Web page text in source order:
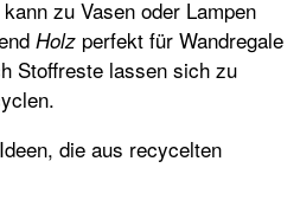
kann zu Vasen oder Lampen
Holz perfekt für Wandregale
Stoffreste lassen sich zu
die aus recycelten